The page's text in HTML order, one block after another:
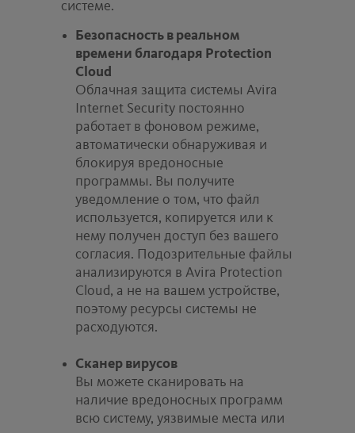
системе.
Безопасность в реальном
времени благодаря Protection
Cloud
Облачная защита системы Avira
Internet Security постоянно
работает в фоновом режиме,
автоматически обнаруживая и
блокируя вредоносные
программы. Вы получите
уведомление о том, что файл
используется, копируется или к
нему получен доступ без вашего
согласия. Подозрительные файлы
анализируются в Avira Protection
Cloud, а не на вашем устройстве,
поэтому ресурсы системы не
расходуются.
Сканер вирусов
Вы можете сканировать на
наличие вредоносных программ
всю систему, уязвимые места или